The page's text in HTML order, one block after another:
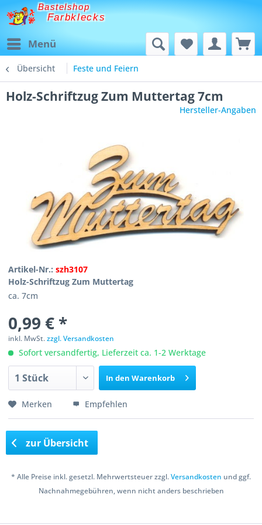
Bastelshop
Farbklecks
Menü
Übersicht Feste und Feiern
Holz-Schriftzug Zum Muttertag 7cm
Hersteller-Angaben
Artikel-Nr.:szh3107
Holz-Schriftzug Zum Muttertag
ca. 7cm
0,99 € *
inkl. MwSt.zzgl. Versandkosten
Sofort versandfertig, Lieferzeit ca. 1-2 Werktage
In den Warenkorb
Merken Empfehlen
zur Übersicht
* Alle Preise inkl. gesetzl. Mehrwertsteuer zzgl.Versandkosten und ggf.
Nachnahmegebühren, wenn nicht anders beschrieben